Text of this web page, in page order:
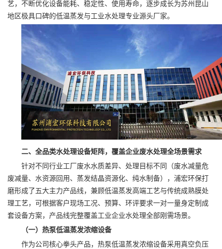
艺，不断优化设备能耗、稳定性、使用寿命，逐步成长为苏州昆山
地区极具口碑的低温蒸发与工业水处理专业源头厂家。
二、全品类水处理设备矩阵，覆盖企业废水处理全场景需求
针对不同行业工厂废水水质差异、处理目标不同（废水减量危
废减量、水资源回用、蒸发结晶资源化、纯水制备），浦宏环保打
磨形成了五大主力产品线，兼顾低温蒸发高端工艺与传统成熟膜处
理工艺，可根据客户现场工况、预算、环评要求一对一量身定制成
套设备方案，产品线完整覆盖工业企业水处理全部刚需场景。
（一）热泵低温蒸发浓缩设备
作为公司核心拳头产品，热泵低温蒸发浓缩设备采用真空负压